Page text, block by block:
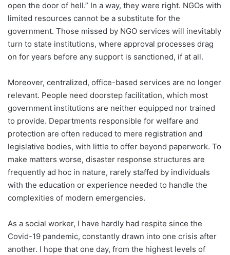
open the door of hell.” In a way, they were right. NGOs with
limited resources cannot be a substitute for the
government. Those missed by NGO services will inevitably
turn to state institutions, where approval processes drag
on for years before any support is sanctioned, if at all.
Moreover, centralized, office-based services are no longer
relevant. People need doorstep facilitation, which most
government institutions are neither equipped nor trained
to provide. Departments responsible for welfare and
protection are often reduced to mere registration and
legislative bodies, with little to offer beyond paperwork. To
make matters worse, disaster response structures are
frequently ad hoc in nature, rarely staffed by individuals
with the education or experience needed to handle the
complexities of modern emergencies.
As a social worker, I have hardly had respite since the
Covid-19 pandemic, constantly drawn into one crisis after
another. I hope that one day, from the highest levels of